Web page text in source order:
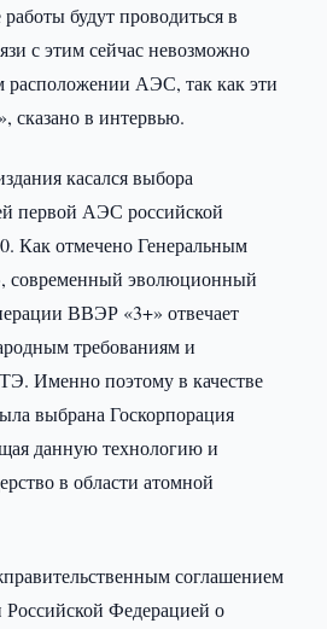
будут проводиться в
с этим сейчас невозможно
расположении АЭС, так как эти
сказано в интервью.
касался выбора
первой АЭС российской
Как отмечено Генеральным
современный эволюционный
ВВЭР «3+» отвечает
требованиям и
Именно поэтому в качестве
выбрана Госкорпорация
данную технологию и
в области атомной
соглашением
Федерацией о